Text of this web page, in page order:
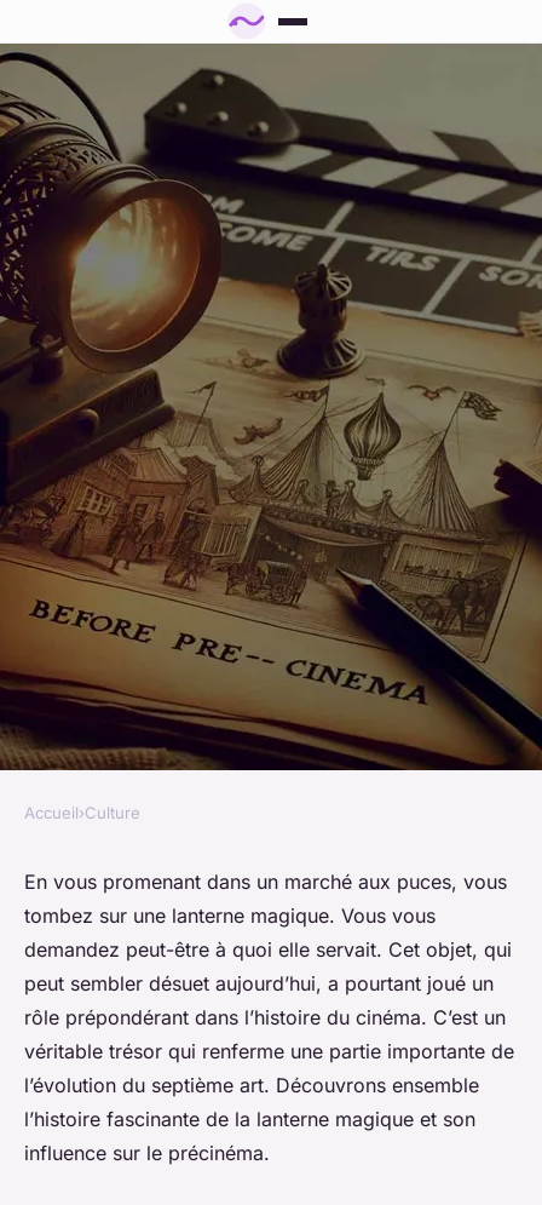
Quelle est l'histoire de la
lanterne magique et son rôle
dans le précinéma ?
Samuel•8 mars 2024•6 min de lecture
Accueil›Culture
En vous promenant dans un marché aux puces, vous
tombez sur une lanterne magique. Vous vous
demandez peut-être à quoi elle servait. Cet objet, qui
peut sembler désuet aujourd’hui, a pourtant joué un
rôle prépondérant dans l’histoire du cinéma. C’est un
véritable trésor qui renferme une partie importante de
l’évolution du septième art. Découvrons ensemble
l’histoire fascinante de la lanterne magique et son
influence sur le précinéma.